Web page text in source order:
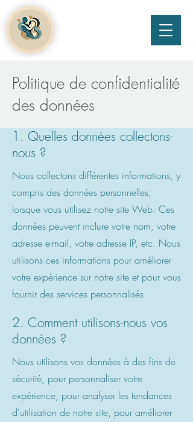
Politique de confidentialité
des données
1. Quelles données collectons-
nous ?
Nous collectons différentes informations, y
compris des données personnelles,
lorsque vous utilisez notre site Web. Ces
données peuvent inclure votre nom, votre
adresse e-mail, votre adresse IP, etc. Nous
utilisons ces informations pour améliorer
votre expérience sur notre site et pour vous
fournir des services personnalisés.
2. Comment utilisons-nous vos
données ?
Nous utilisons vos données à des fins de
sécurité, pour personnaliser votre
expérience, pour analyser les tendances
d'utilisation de notre site, pour améliorer